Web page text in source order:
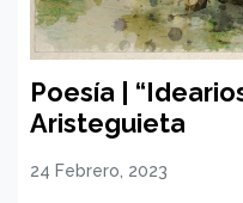
Poesía |
Aristeguieta
24 Febrero, 2023